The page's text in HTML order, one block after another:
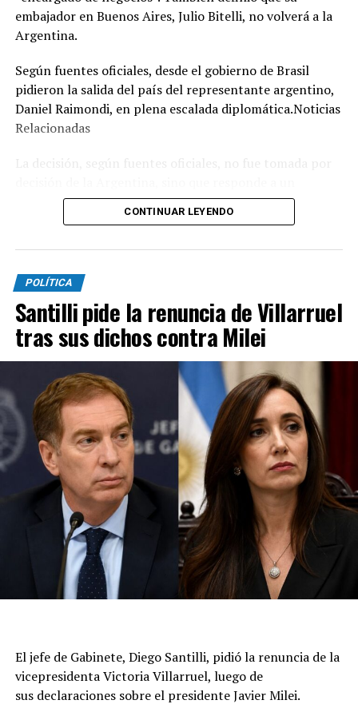
embajador en Buenos Aires, Julio Bitelli, no volverá a la
Argentina.
Según fuentes oficiales, desde el gobierno de Brasil
pidieron la salida del país del representante argentino,
Daniel Raimondi, en plena escalada diplomática.Noticias
Relacionadas
expreso pedido que el canciller de Brasil, Mauro Vieira,
le hizo al diplomático argentino cuando le entregaron la
La estrategia política de Brasilia posiblemente se
concentre en fortalecer un sentimiento de nacionalismo
y esquivar lo que puedan llegar a ser las declaraciones de
los mandatarios más influyentes de la región en apoyo a
Flavio Bolsonaro.
La cancillería de Brasil convocó inicialmente al
embajador por las duras declaraciones del presidente
Javier Milei contra Lula da Silva, al que tildó de “ladrón y
presidiario”, en el acto del candidato presidencial Flávio
Bolsonaro.
Luego volvieron a citarlo al Palacio de Itamaraty (el
Ministerio de Relaciones Exteriores brasileño), donde le
transmitieron la decisión de reducir el nivel de
representación, y que puede volver a la Argentina. La
medida no implica una expulsión ni una declaración de
A partir de ahora, las relaciones diplomáticas quedarán
al frente de los encargados de negocios en las
respectivas embajadas mientras persista la escalada de
CONTINUAR LEYENDO
POLÍTICA
Santilli pide la renuncia de Villarruel
tras sus dichos contra Milei
El jefe de Gabinete, Diego Santilli, pidió la renuncia de la
vicepresidenta Victoria Villarruel, luego de
sus declaraciones sobre el presidente Javier Milei.